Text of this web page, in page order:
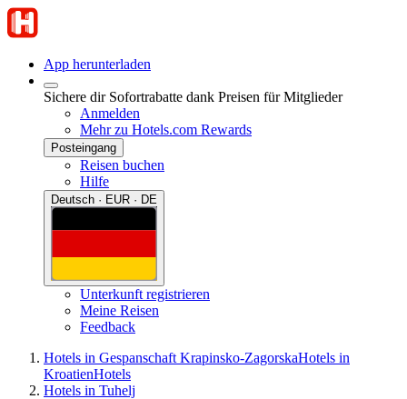
App herunterladen
Sichere dir Sofortrabatte dank Preisen für Mitglieder
Anmelden
Mehr zu Hotels.com Rewards
Posteingang
Reisen buchen
Hilfe
Deutsch · EUR · DE
Unterkunft registrieren
Meine Reisen
Feedback
Hotels in Gespanschaft Krapinsko-ZagorskaHotels in
KroatienHotels
Hotels in Tuhelj